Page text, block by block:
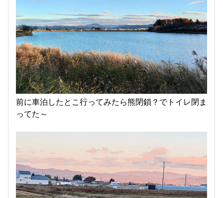
前に車泊したとこ行ってみたら熊閉鎖？でトイレ閉ま
ってた～